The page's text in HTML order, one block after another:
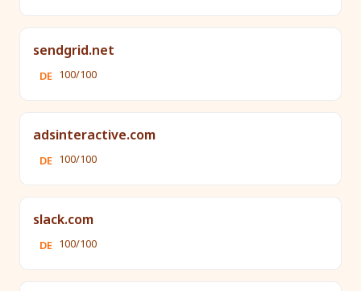
sendgrid.net
DE 100/100
adsinteractive.com
DE 100/100
slack.com
DE 100/100